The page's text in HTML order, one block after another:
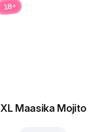
18+
XL Maasika Mojito